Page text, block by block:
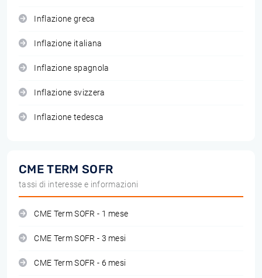
Inflazione greca
Inflazione italiana
Inflazione spagnola
Inflazione svizzera
Inflazione tedesca
CME TERM SOFR
tassi di interesse e informazioni
CME Term SOFR - 1 mese
CME Term SOFR - 3 mesi
CME Term SOFR - 6 mesi